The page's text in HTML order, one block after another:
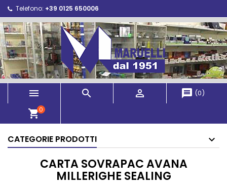
Telefono: +39 0125 650006
   message (0)
shopping_cart0
CATEGORIE PRODOTTI
CARTA SOVRAPAC AVANA
MILLERIGHE SEALING